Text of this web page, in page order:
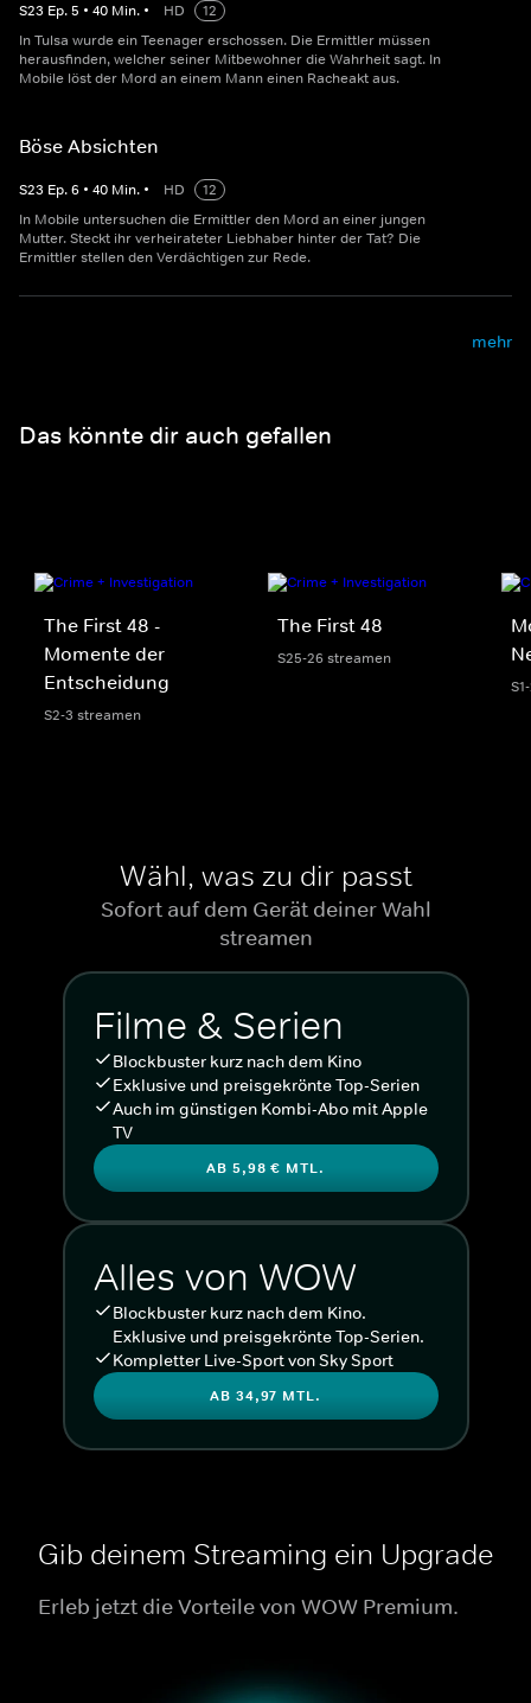
S23 Ep.5 • 40 Min. • HD
12
In Tulsa wurde ein Teenager erschossen. Die Ermittler müssen
herausfinden, welcher seiner Mitbewohner die Wahrheit sagt. In
Mobile löst der Mord an einem Mann einen Racheakt aus.
Böse Absichten
S23 Ep.6 • 40 Min. • HD
12
In Mobile untersuchen die Ermittler den Mord an einer jungen
Mutter. Steckt ihr verheirateter Liebhaber hinter der Tat? Die
Ermittler stellen den Verdächtigen zur Rede.
mehr
Das könnte dir auch gefallen
The First 48 -
Momente der
Entscheidung
S2-3 streamen
The First 48
S25-26 streamen
Wähl, was zu dir passt
Sofort auf dem Gerät deiner Wahl
streamen
Filme & Serien
Blockbuster kurz nach dem Kino
Exklusive und preisgekrönte Top-Serien
Auch im günstigen Kombi-Abo mit Apple
TV
AB 5,98 € MTL.
Alles von WOW
Blockbuster kurz nach dem Kino.
Exklusive und preisgekrönte Top-Serien.
Kompletter Live-Sport von Sky Sport
AB 34,97 MTL.
Gib deinem Streaming ein Upgrade
Erleb jetzt die Vorteile von WOW Premium.